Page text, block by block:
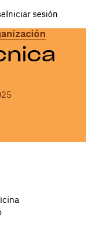
Iniciar sesión